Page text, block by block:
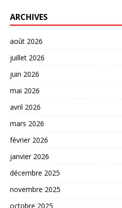
ARCHIVES
août 2026
juillet 2026
juin 2026
mai 2026
avril 2026
mars 2026
février 2026
janvier 2026
décembre 2025
novembre 2025
octobre 2025